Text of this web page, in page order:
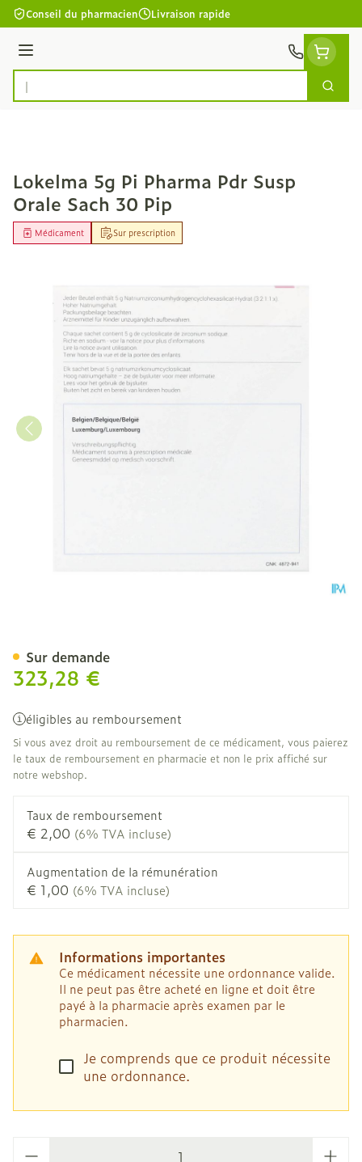
Aller au contenu
Conseil du pharmacien Livraison rapide
Menu
Rechercher
Lokelma 5g Pi Pharma Pdr Susp
Orale Sach 30 Pip
Sur prescription
Médicament
323,28 €
éligibles au remboursement
Si vous avez droit au remboursement de ce médicament, vous paierez
le taux de remboursement en pharmacie et non le prix affiché sur
notre webshop.
Taux de remboursement
€ 2,00 (6% TVA incluse)
Augmentation de la rémunération
€ 1,00 (6% TVA incluse)
Informations importantes
Ce médicament nécessite une ordonnance valide.
Il ne peut pas être acheté en ligne et doit être
payé à la pharmacie après examen par le
pharmacien.
Je comprends que ce produit nécessite
une ordonnance.
Sur demande